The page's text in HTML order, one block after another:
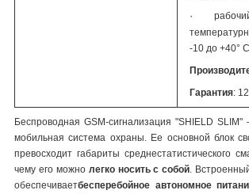
·
-10 до +40° C.
Гарантия:
Беспроводная GSM-сигнализация "SHIELD
мобильная система охраны. Ее основной блок
превосходит габариты среднестатистического
чему его можно легко носить с собой .
обеспечиваетбесперебойное автономное